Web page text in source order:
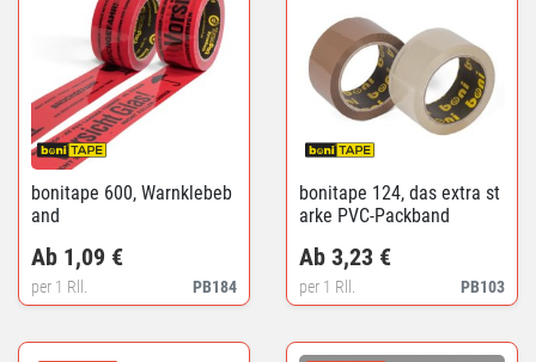
bonitape 600, Warnklebeb
and
PB184
Ab 1,09 €
per 1 Rll.
bonitape 124, das extra st
arke PVC-Packband
PB103
Ab 3,23 €
per 1 Rll.